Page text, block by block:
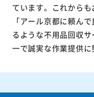
ています。これからも
「アール京都に頼ん
るような不用品回収
一で誠実な作業提供に